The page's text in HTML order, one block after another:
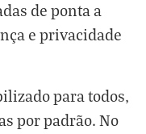
de ponta a
e privacidade
para todos,
por padrão. No